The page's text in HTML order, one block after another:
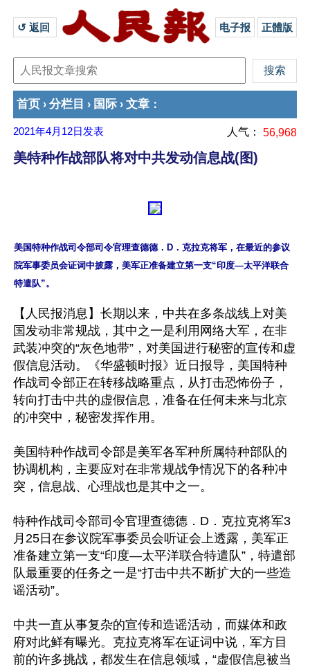
↺ 返回 电子报 正體版
首页 › 分栏目 › 国际 › 文章 ：
2021年4月12日 发表 人气： 56,968
美特种作战部队将对中共发动信息战(图)
美国特种作战司令部司令官理查德德．D．克拉克将军，在最近的参议
院军事委员会证词中披露，美军正准备建立第一支“印度—太平洋联合
【人民报消息】长期以来，中共在多条战线上对美
国发动非常规战，其中之一是利用网络大军，在非
武装冲突的“灰色地带”，对美国进行秘密的宣传和虚
假信息活动。《华盛顿时报》近日报导，美国特种
作战司令部正在转移战略重点，从打击恐怖份子，
转向打击中共的虚假信息，准备在任何未来与北京
的冲突中，秘密发挥作用。
美国特种作战司令部是美军各军种所属特种部队的
协调机构，主要应对在非常规战争情况下的各种冲
突，信息战、心理战也是其中之一。
特种作战司令部司令官理查德德．D．克拉克将军3
月25日在参议院军事委员会听证会上透露，美军正
准备建立第一支“印度—太平洋联合特遣队”，特遣部
队最重要的任务之一是“打击中共不断扩大的一些造
谣活动”。
中共一直从事复杂的宣传和造谣活动，而媒体和政
府对此鲜有曝光。克拉克将军在证词中说，军方目
前的许多挑战，都发生在信息领域，“虚假信息被当